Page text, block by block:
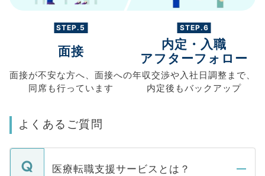
STEP.5
面接
面接が不安な方へ、 面接への
同席も行っています
STEP.6
内定・入職
アフターフォロー
年収交渉や入社日調整まで、
内定後もバックアップ
よくあるご質問
医療転職支援サービスとは？